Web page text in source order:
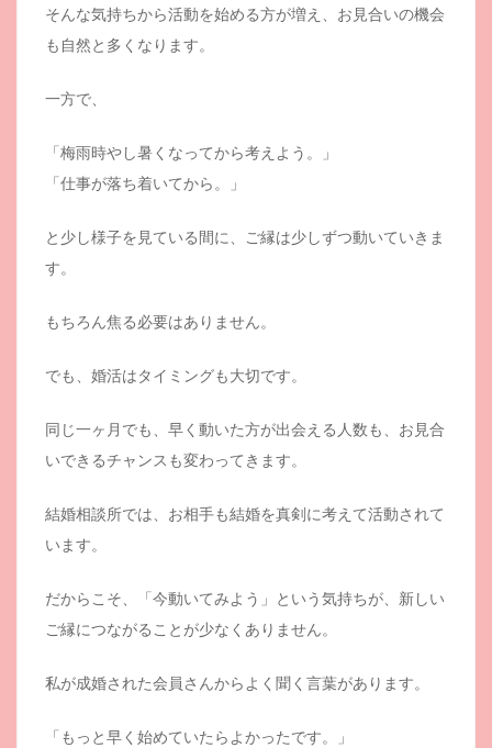
そんな気持ちから活動を始める方が増え、お見合いの機会
も自然と多くなります。
一方で、
「梅雨時やし暑くなってから考えよう。」
「仕事が落ち着いてから。」
と少し様子を見ている間に、ご縁は少しずつ動いていきま
す。
もちろん焦る必要はありません。
でも、婚活はタイミングも大切です。
同じ一ヶ月でも、早く動いた方が出会える人数も、お見合
いできるチャンスも変わってきます。
結婚相談所では、お相手も結婚を真剣に考えて活動されて
います。
だからこそ、「今動いてみよう」という気持ちが、新しい
ご縁につながることが少なくありません。
私が成婚された会員さんからよく聞く言葉があります。
「もっと早く始めていたらよかったです。」